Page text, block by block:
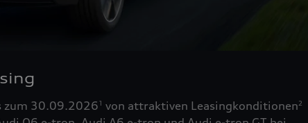
zum 30.09.20261 von attraktiven Leasingkonditionen2